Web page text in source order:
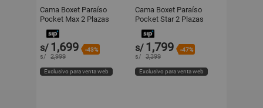
Cama Boxet Paraíso
Pocket Max 2 Plazas
Charcoal
s/ 1,699 -43%
s/ 2,999
Exclusivo para venta web
Cama Boxet Paraíso
Pocket Star 2 Plazas
Champagne
s/ 1,799 -47%
s/ 3,399
Exclusivo para venta web